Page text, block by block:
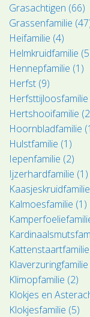
Grasachtigen (66)
Grassenfamilie
Heifamilie (4)
Helmkruidfamilie
Hennepfamilie (1)
Herfst (9)
Herfsttijloosfamilie
Hertshooifamilie
Hoornbladfamilie
Hulstfamilie (1)
Iepenfamilie (2)
Ijzerhardfamilie (1)
Kalmoesfamilie (1)
Klimopfamilie (2)
Klokjes en
Klokjesfamilie (5)